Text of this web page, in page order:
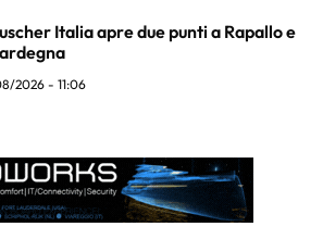
Italia apre due punti a Rapallo e
2026 - 11:06